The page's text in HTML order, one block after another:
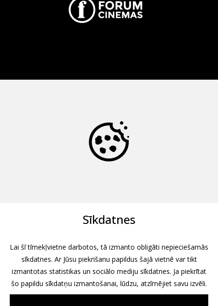
Sīkdatnes
Lai šī tīmekļvietne darbotos, tā izmanto obligāti nepieciešamās
sīkdatnes. Ar Jūsu piekrišanu papildus šajā vietnē var tikt
izmantotas statistikas un sociālo mediju sīkdatnes. Ja piekrītat
šo papildu sīkdatņu izmantošanai, lūdzu, atzīmējiet savu izvēli.